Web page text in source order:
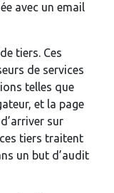
avec un email
tiers. Ces
de services
telles que
et la page
sur
tiers traitent
un but d’audit